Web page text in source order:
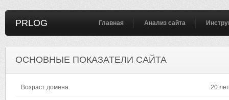
PRLOG Главная Анализ сайта
ОСНОВНЫЕ ПОКАЗАТЕЛИ САЙТА
Возраст домена 20 лет